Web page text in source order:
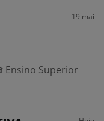
19 mai
Ensino Superior